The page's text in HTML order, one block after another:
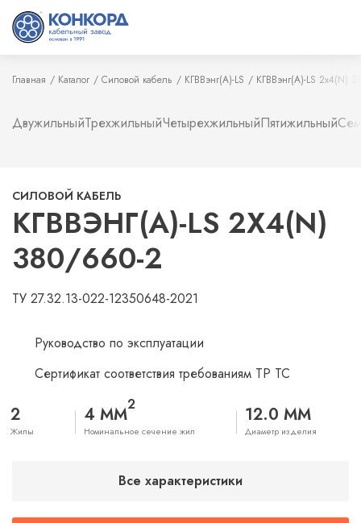
Главная Каталог Силовой кабель КГВВэнг(А)-LS КГВВэнг(А)-LS 2х4(N)
ДвужильныйТрехжильныйЧетырехжильныйПятижильный
СИЛОВОЙ КАБЕЛЬ
КГВВЭНГ(А)-LS 2Х4(N)
380/660-2
ТУ 27.32.13-022-12350648-2021
Руководство по эксплуатации
Сертификат соответствия требованиям ТР ТС
2
Жилы
4 ММ2
Номинальное сечение жил
12.0 ММ
Диаметр изделия
Все характеристики